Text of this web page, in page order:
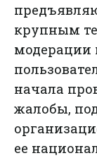
крупным
модерации
начала
жалобы,
ее